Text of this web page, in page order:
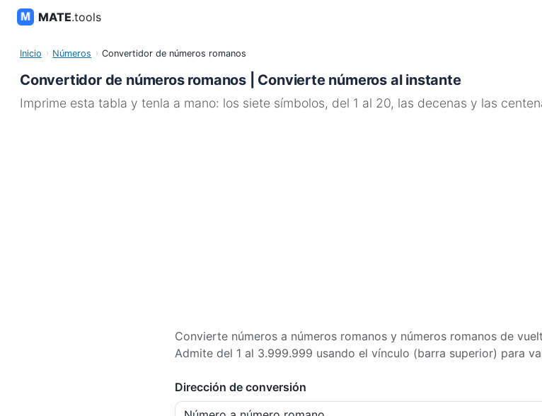
MATE.tools
Inicio Números Convertidor de números romanos
Convertidor de números romanos | Convierte números al instante
Imprime esta tabla y tenla a mano: los siete símbolos, del 1 al 20, las decenas y las
Convierte números a números romanos y números romanos de
Admite del 1 al 3.999.999 usando el vínculo (barra superior) para
Dirección de conversión